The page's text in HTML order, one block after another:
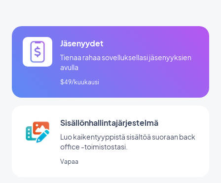
Jäsenyydet
Tienaa rahaa sovelluksellasi jäsenyyksien
avulla
$49/kuukausi
Sisällönhallintajärjestelmä
Luo kaikentyyppistä sisältöä suoraan back
office -toimistostasi.
Vapaa